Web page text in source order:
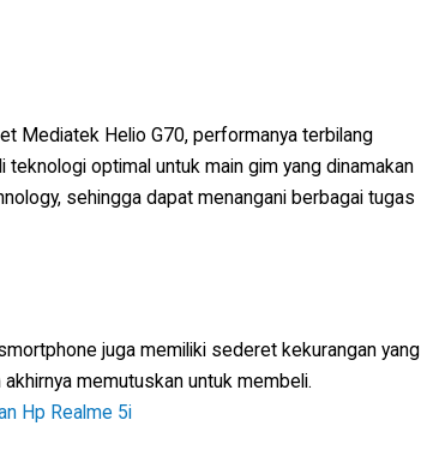
Mediatek Helio G70, performanya terbilang
optimal untuk main gim yang dinamakan
sehingga dapat menangani berbagai tugas
juga memiliki sederet kekurangan yang
memutuskan untuk membeli.
Hp Realme 5i